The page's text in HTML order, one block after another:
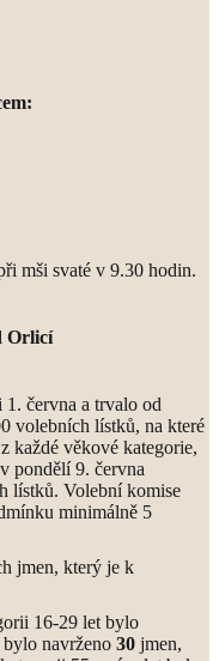
mši svaté v 9.30 hodin.
Orlicí
června a trvalo od
volebních lístků, na které
každé věkové kategorie,
pondělí 9. června
lístků. Volební komise
minimálně 5
jmen, který je k
16-29 let bylo
navrženo 30 jmen,